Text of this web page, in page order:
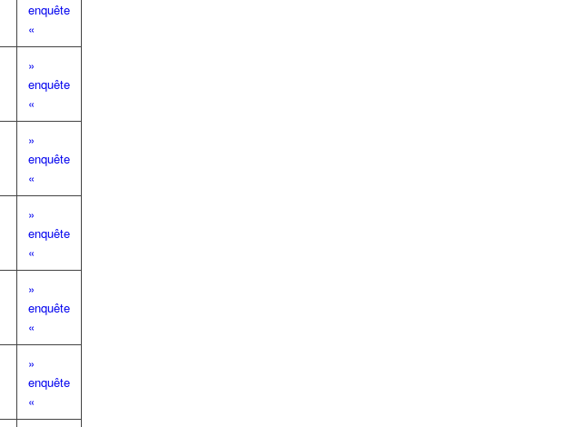
enquête
«
»
enquête
«
»
enquête
«
»
enquête
«
»
enquête
«
»
enquête
«